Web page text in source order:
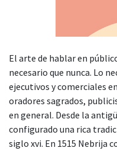
El arte de hablar en
necesario que nunca. Lo
ejecutivos y comerciales
oradores sagrados,
en general. Desde la
configurado una rica
siglo xvi. En 1515 Nebrija